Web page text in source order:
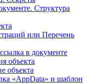
Структура
или Перечень
в документе
объекта
объекта
«AppData» и шаблон